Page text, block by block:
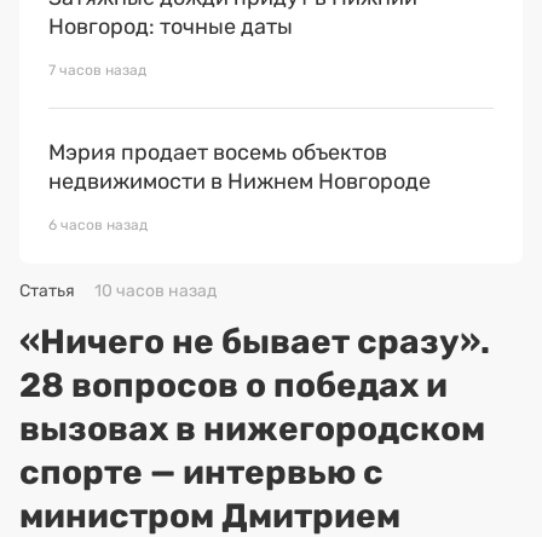
Новгород: точные даты
7 часов назад
Мэрия продает восемь объектов
недвижимости в Нижнем Новгороде
6 часов назад
Статья 10 часов назад
«Ничего не бывает сразу».
28 вопросов о победах и
вызовах в нижегородском
спорте — интервью с
министром Дмитрием